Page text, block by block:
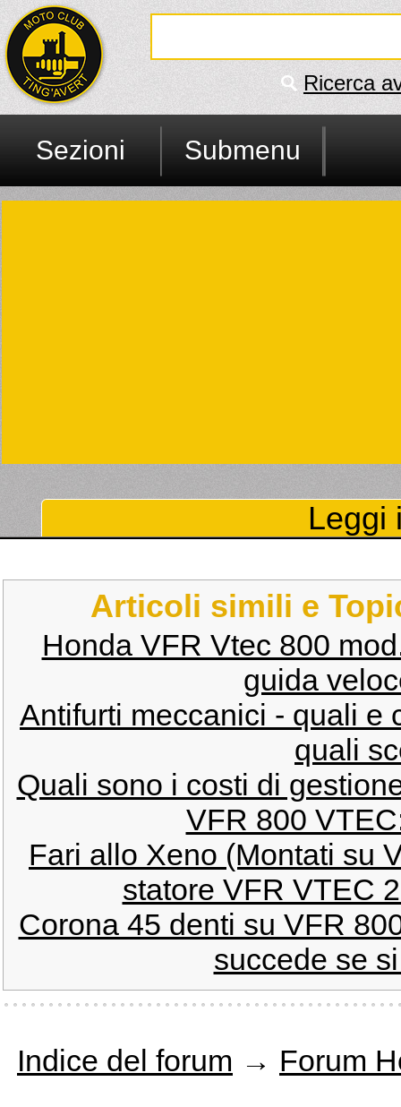
Ricerca
Sezioni Submenu
Leggi
Articoli simili e
Honda VFR Vtec 800
guida
Antifurti meccanici - quali e
quali
Quali sono i costi di
VFR 800
Fari allo Xeno (Montati su
statore VFR VTEC
Corona 45 denti su VFR
succede se
Indice del forum → Forum